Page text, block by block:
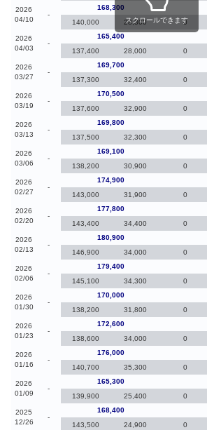
2026
04/10
-
168,300
140,000
28,300 0
2026
04/03
-
165,400
137,400
28,000 0
2026
03/27
-
169,700
137,300
32,400 0
2026
03/19
-
170,500
137,600
32,900 0
2026
03/13
-
169,800
137,500
32,300 0
2026
03/06
-
169,100
138,200
30,900 0
2026
02/27
-
174,900
143,000
31,900 0
2026
02/20
-
177,800
143,400
34,400 0
2026
02/13
-
180,900
146,900
34,000 0
2026
02/06
-
179,400
145,100
34,300 0
2026
01/30
-
170,000
138,200
31,800 0
2026
01/23
-
172,600
138,600
34,000 0
2026
01/16
-
176,000
140,700
35,300 0
2026
01/09
-
165,300
139,900
25,400 0
2025
12/26
-
168,400
143,500
24,900 0
スクロールできます